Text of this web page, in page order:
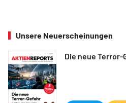
Unsere Neuerscheinungen
Die neue Terror-